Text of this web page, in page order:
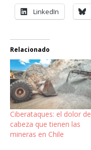
LinkedIn
Relacionado
Ciberataques: el dolor de
cabeza que tienen las
mineras en Chile